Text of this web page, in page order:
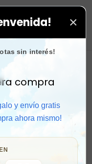
×
sin interés!
compra
y envío gratis
ahora mismo!
fans en